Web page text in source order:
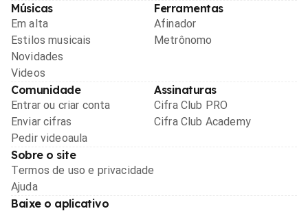
Músicas
Em alta
Estilos musicais
Novidades
Videos
Ferramentas
Afinador
Metrônomo
Comunidade
Entrar ou criar conta
Enviar cifras
Pedir videoaula
Assinaturas
Cifra Club PRO
Cifra Club Academy
Sobre o site
Termos de uso e privacidade
Ajuda
Baixe o aplicativo